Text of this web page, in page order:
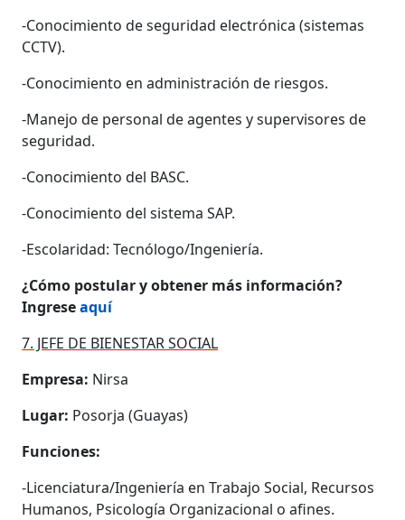
-Conocimiento de seguridad electrónica (sistemas
CCTV).
-Conocimiento en administración de riesgos.
-Manejo de personal de agentes y supervisores de
seguridad.
-Conocimiento del BASC.
-Conocimiento del sistema SAP.
-Escolaridad: Tecnólogo/Ingeniería.
¿Cómo postular y obtener más información?
Ingreseaquí
7. JEFE DE BIENESTAR SOCIAL
Empresa: Nirsa
Lugar: Posorja (Guayas)
Funciones:
-Licenciatura/Ingeniería en Trabajo Social, Recursos
Humanos, Psicología Organizacional o afines.